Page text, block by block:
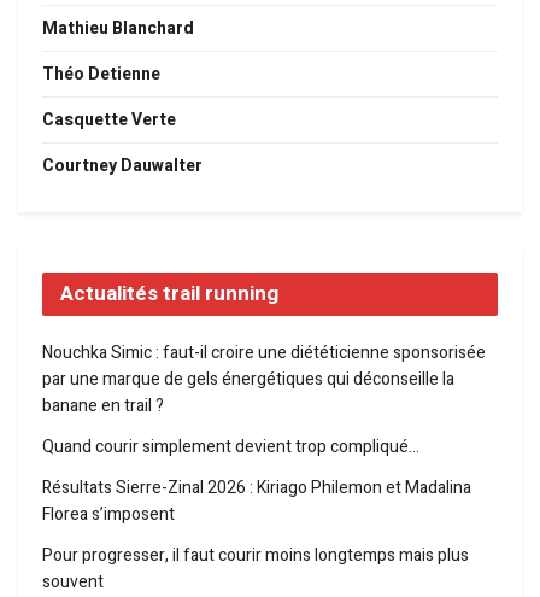
Mathieu Blanchard
Théo Detienne
Casquette Verte
Courtney Dauwalter
Actualités trail running
Nouchka Simic : faut-il croire une diététicienne sponsorisée
par une marque de gels énergétiques qui déconseille la
banane en trail ?
Quand courir simplement devient trop compliqué…
Résultats Sierre-Zinal 2026 : Kiriago Philemon et Madalina
Florea s’imposent
Pour progresser, il faut courir moins longtemps mais plus
souvent